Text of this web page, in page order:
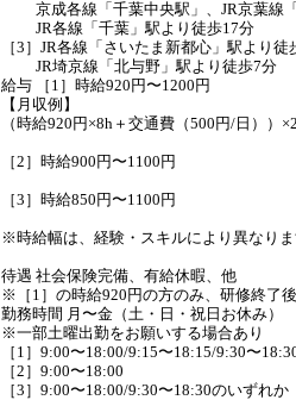
京成各線「千葉中央駅」、JR京葉線
JR各線「千葉」駅より徒歩17分
［3］JR各線「さいたま新都心」駅より徒
JR埼京線「北与野」駅より徒歩7分
給与 ［1］時給920円〜1200円
【月収例】
（時給920円×8h＋交通費（500円/日））
［2］時給900円〜1100円
［3］時給850円〜1100円
※時給幅は、経験・スキルにより異なり
待遇 社会保険完備、有給休暇、他
※［1］の時給920円の方のみ、研修終了
勤務時間 月〜金（土・日・祝日お休み）
※一部土曜出勤をお願いする場合あり
［1］9:00〜18:00/9:15〜18:15/9:30〜
［2］9:00〜18:00
［3］9:00〜18:00/9:30〜18:30のいずれか